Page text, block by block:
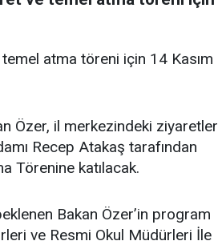
atma töreni için 14 Kasım
Özer, il merkezindeki ziyaretler
Recep Atakaş tarafından
Törenine katılacak.
Bakan Özer’in program
ve Resmi Okul Müdürleri İle